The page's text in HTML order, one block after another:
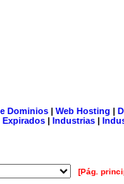
Dominios| Web Hosting |
| Industrias |
[Pág.